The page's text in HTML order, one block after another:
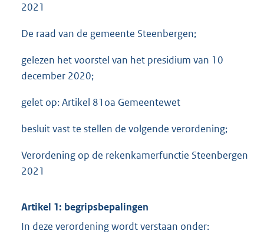
2021
De raad van de gemeente Steenbergen;
gelezen het voorstel van het presidium van 10
december 2020;
gelet op: Artikel 81oa Gemeentewet
besluit vast te stellen de volgende verordening;
Verordening op de rekenkamerfunctie Steenbergen
2021
Artikel 1: begripsbepalingen
In deze verordening wordt verstaan onder: